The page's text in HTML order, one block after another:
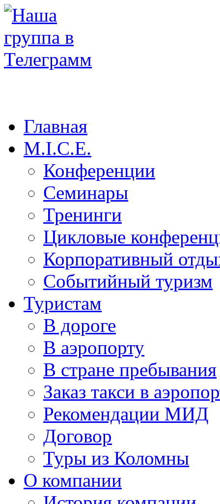
Главная
M.I.C.E.
Конференции
Семинары
Тренинги
Цикловые
Корпоративный
Событийный туризм
Туристам
В дороге
В аэропорту
В стране пребывания
Заказ такси в
Рекомендации МИД
Договор
Туры из Коломны
О компании